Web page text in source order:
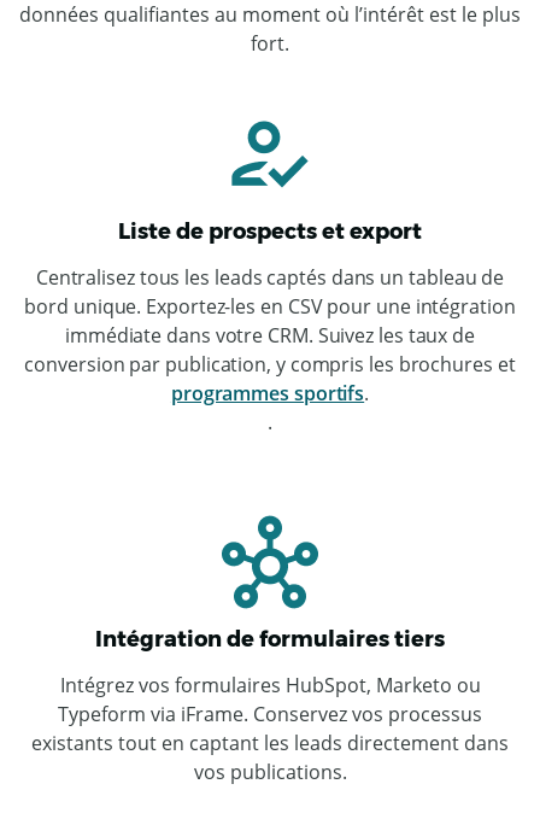
données qualifiantes au moment où l’intérêt est le plus
fort.
Liste de prospects et export
Centralisez tous les leads captés dans un tableau de
bord unique. Exportez-les en CSV pour une intégration
immédiate dans votre CRM. Suivez les taux de
conversion par publication, y compris les brochures et
programmes sportifs.
.
Intégration de formulaires tiers
Intégrez vos formulaires HubSpot, Marketo ou
Typeform via iFrame. Conservez vos processus
existants tout en captant les leads directement dans
vos publications.